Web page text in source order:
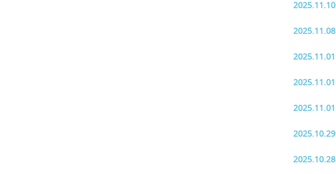
2025.11.10
2025.11.08
2025.11.01
2025.11.01
2025.11.01
2025.10.29
2025.10.28